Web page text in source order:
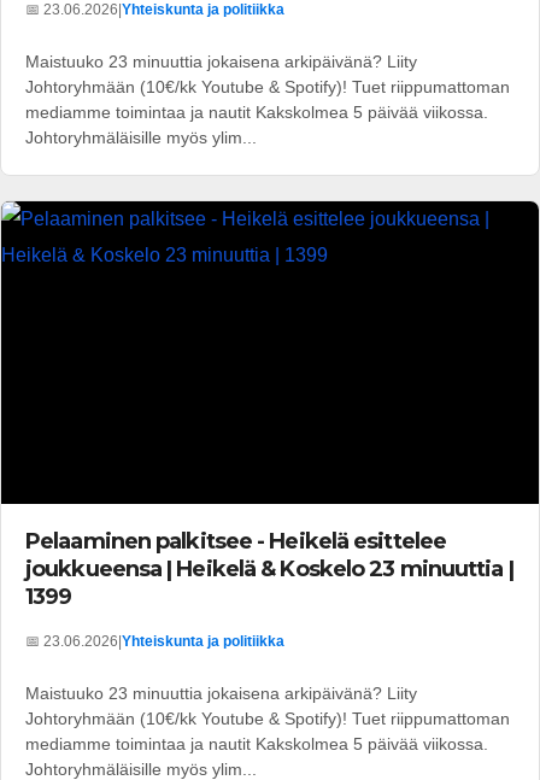
📅 23.06.2026 Yhteiskunta ja politiikka
Maistuuko 23 minuuttia jokaisena arkipäivänä? Liity
Johtoryhmään (10€/kk Youtube & Spotify)! Tuet riippumattoman
mediamme toimintaa ja nautit Kakskolmea 5 päivää viikossa.
Johtoryhmäläisille myös ylim...
Pelaaminen palkitsee - Heikelä esittelee
joukkueensa | Heikelä & Koskelo 23 minuuttia |
1399
📅 23.06.2026 Yhteiskunta ja politiikka
Maistuuko 23 minuuttia jokaisena arkipäivänä? Liity
Johtoryhmään (10€/kk Youtube & Spotify)! Tuet riippumattoman
mediamme toimintaa ja nautit Kakskolmea 5 päivää viikossa.
Johtoryhmäläisille myös ylim...